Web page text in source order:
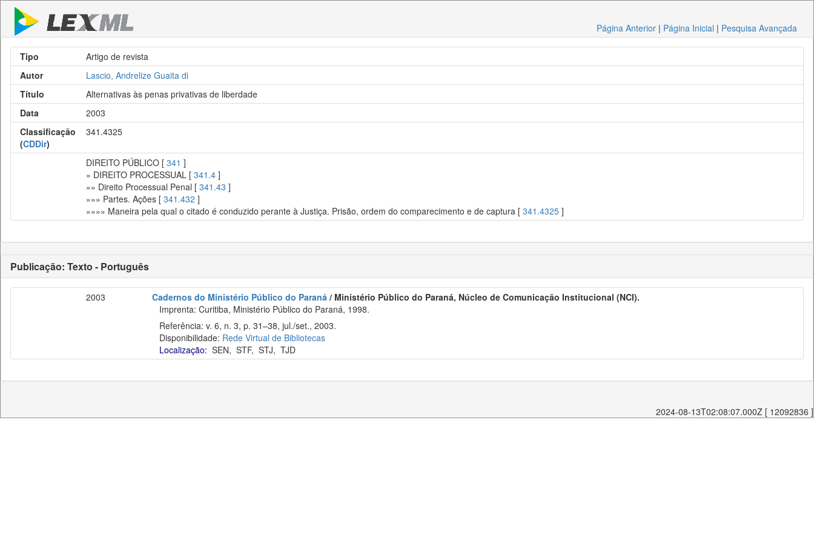
Página Anterior | Página Inicial | Pesquisa Avançada
Tipo
Artigo de revista
Autor
Lascio, Andrelize Guaita di
Título
Alternativas às penas privativas de liberdade
Data
2003
Classificação
(CDDir)
341.4325
DIREITO PÚBLICO [ 341 ]
» DIREITO PROCESSUAL [ 341.4 ]
»» Direito Processual Penal [ 341.43 ]
»»» Partes. Ações [ 341.432 ]
»»»» Maneira pela qual o citado é conduzido perante à Justiça. Prisão, ordem do comparecimento e de captura [ 341.4325 ]
Publicação: Texto - Português
2003 Cadernos do Ministério Público do Paraná / Ministério Público do Paraná, Núcleo de Comunicação Institucional (NCI).
Imprenta: Curitiba, Ministério Público do Paraná, 1998.
Referência: v. 6, n. 3, p. 31–38, jul./set., 2003.
Disponibilidade: Rede Virtual de Bibliotecas
Localização: SEN, STF, STJ, TJD
2024-08-13T02:08:07.000Z [ 12092836 ]